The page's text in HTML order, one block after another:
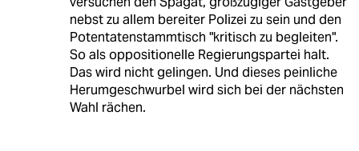
nebst zu allem bereiter Polizei zu sein und den
Potentatenstammtisch "kritisch zu begleiten".
So als oppositionelle Regierungspartei halt.
Das wird nicht gelingen. Und dieses peinliche
Herumgeschwurbel wird sich bei der nächsten
Wahl rächen.